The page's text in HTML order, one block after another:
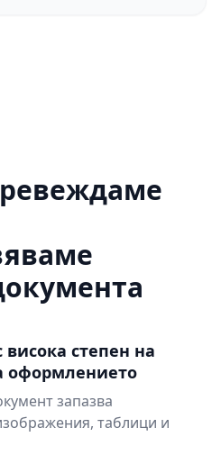
висока степен на
оформлението
запазва
таблици и